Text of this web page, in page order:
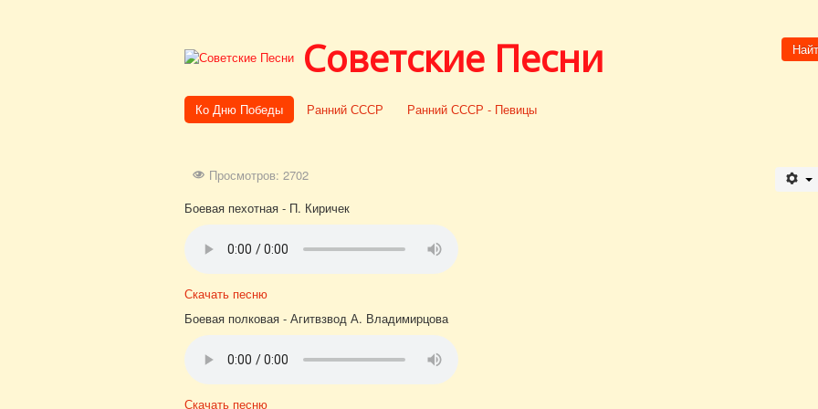
Советские Песни
Ко Дню Победы Ранний СССР Ранний СССР - Певицы
Просмотров: 2702
Боевая пехотная - П. Киричек
Скачать песню
Боевая полковая - Агитвзвод А. Владимирцова
Скачать песню